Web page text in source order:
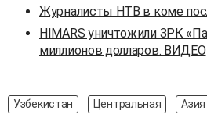
Журналисты НТВ в коме
HIMARS уничтожили ЗРК
миллионов долларов. ВИДЕО
Узбекистан Центральная Азия